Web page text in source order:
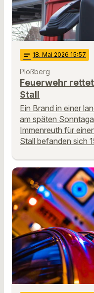
notes 18. Mai 2026 15:57
Plößberg
Feuerwehr
Stall
Ein Brand in einer
am späten
Immenreuth für
Stall befanden sich